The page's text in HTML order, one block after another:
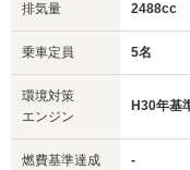
排気量 2488cc
乗車定員 5名
環境対策
エンジン
H30年
燃費基準達成 -